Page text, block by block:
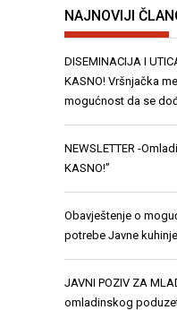
NAJNOVIJI
DISEMINACIJA I
KASNO! Vršnjačka
mogućnost da se
NEWSLETTER -
KASNO!”
Obavještenje o
potrebe Javne
JAVNI POZIV ZA
omladinskog